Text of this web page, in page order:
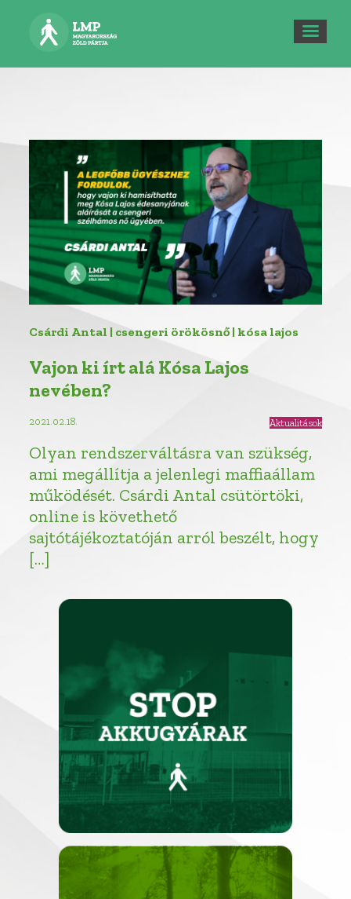
Csárdi Antal | csengeri örökösnő | kósa lajos
Vajon ki írt alá Kósa Lajos
nevében?
2021.02.18. Aktualitások
Olyan rendszerváltásra van szükség,
ami megállítja a jelenlegi maffiaállam
működését. Csárdi Antal csütörtöki,
online is követhető
sajtótájékoztatóján arról beszélt, hogy
[…]